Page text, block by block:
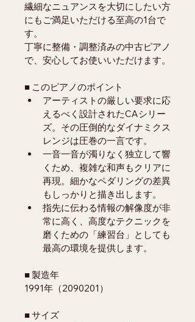
繊細なニュアンスを大切にしたい方
にもご満足いただける至高の1台で
す。
丁寧に整備・調整済みの中古ピアノ
で、安心してお使いいただけます。
■ このピアノのポイント
アーティストの厳しい要求に応
えるべく設計されたCAシリー
ズ。その圧倒的なダイナミクス
レンジは圧巻の一言です。
一音一音が濁りなく独立して響
くため、複雑な和声もクリアに
再現。細かなペダリングの差異
もしっかりと描き出します。
指先に伝わる情報の解像度が非
常に高く、高度なテクニックを
磨くための「練習台」としても
最高の環境を提供します。
■ 製造年
1991年（2090201）
■ サイズ